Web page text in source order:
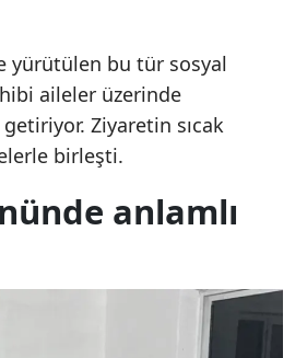
yürütülen bu tür sosyal
aileler üzerinde
Ziyaretin sıcak
birleşti.
anlamlı